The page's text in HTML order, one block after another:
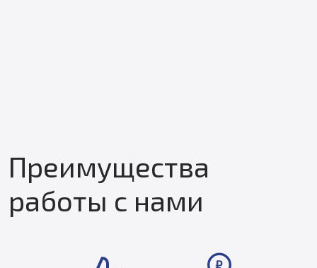
Преимущества
работы с нами